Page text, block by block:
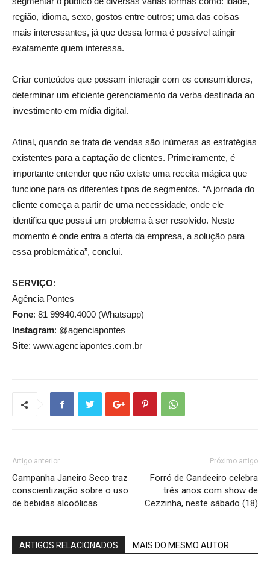
região, idioma, sexo, gostos entre outros; uma das coisas
mais interessantes, já que dessa forma é possível atingir
exatamente quem interessa.
Criar conteúdos que possam interagir com os consumidores,
determinar um eficiente gerenciamento da verba destinada ao
investimento em mídia digital.
Afinal, quando se trata de vendas são inúmeras as estratégias
existentes para a captação de clientes. Primeiramente, é
importante entender que não existe uma receita mágica que
funcione para os diferentes tipos de segmentos. “A jornada do
cliente começa a partir de uma necessidade, onde ele
identifica que possui um problema à ser resolvido. Neste
momento é onde entra a oferta da empresa, a solução para
essa problemática”, conclui.
SERVIÇO:
Agência Pontes
Fone: 81 99940.4000 (Whatsapp)
Instagram: @agenciapontes
Site: www.agenciapontes.com.br
Artigo anterior
Campanha Janeiro Seco traz
conscientização sobre o uso
de bebidas alcoólicas
Próximo artigo
Forró de Candeeiro celebra
três anos com show de
Cezzinha, neste sábado (18)
ARTIGOS RELACIONADOS MAIS DO MESMO AUTOR